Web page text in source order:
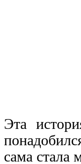
Эта
сама